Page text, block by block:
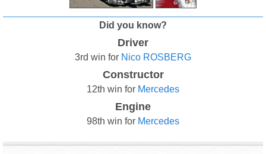
Did you know?
Driver
3rd win for Nico ROSBERG
Constructor
12th win for Mercedes
Engine
98th win for Mercedes